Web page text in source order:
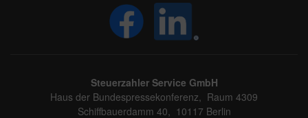
Steuerzahler Service GmbH
Haus der Bundespressekonferenz, Raum 4309
Schiffbauerdamm 40, 10117 Berlin